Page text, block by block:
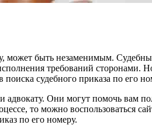
может быть незаменимым.
требований сторонами.
судебного приказа по его
Они могут помочь вам
то можно
по его номеру.